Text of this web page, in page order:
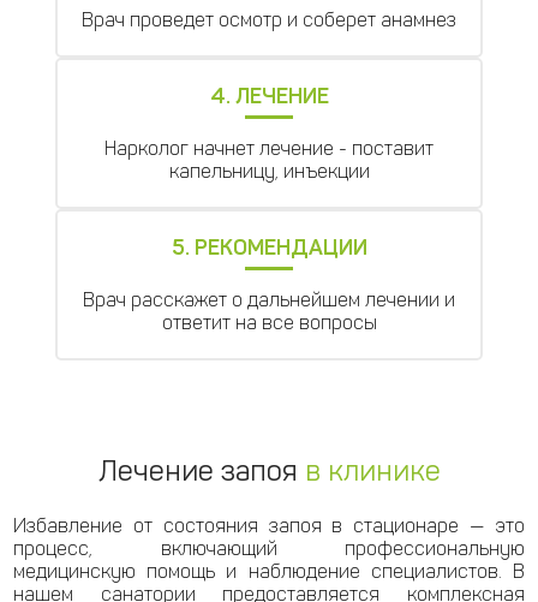
Врач проведет осмотр и соберет анамнез
4. ЛЕЧЕНИЕ
Нарколог начнет лечение - поставит
капельницу, инъекции
5. РЕКОМЕНДАЦИИ
Врач расскажет о дальнейшем лечении и
ответит на все вопросы
Лечение запоя в клинике
Избавление от состояния запоя в стационаре — это
процесс, включающий профессиональную
медицинскую помощь и наблюдение специалистов. В
нашем санатории предоставляется комплексная